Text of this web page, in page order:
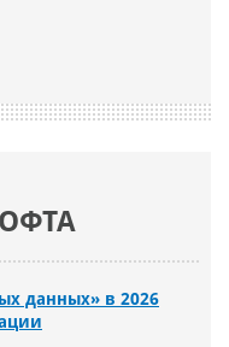
данных» в 2026